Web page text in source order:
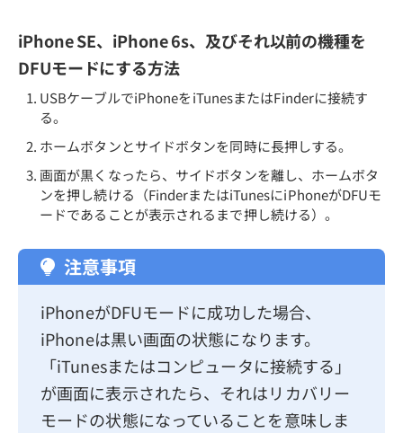
iPhone SE、iPhone 6s、及びそれ以前の機種を
DFUモードにする方法
USBケーブルでiPhoneをiTunesまたはFinderに接続す
る。
ホームボタンとサイドボタンを同時に長押しする。
画面が黒くなったら、サイドボタンを離し、ホームボタ
ンを押し続ける（FinderまたはiTunesにiPhoneがDFUモ
ードであることが表示されるまで押し続ける）。
注意事項
iPhoneがDFUモードに成功した場合、
iPhoneは黒い画面の状態になります。
「iTunesまたはコンピュータに接続する」
が画面に表示されたら、それはリカバリー
モードの状態になっていることを意味しま